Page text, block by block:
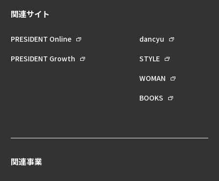
関連サイト
PRESIDENT Online
PRESIDENT Growth
dancyu
STYLE
WOMAN
BOOKS
関連事業